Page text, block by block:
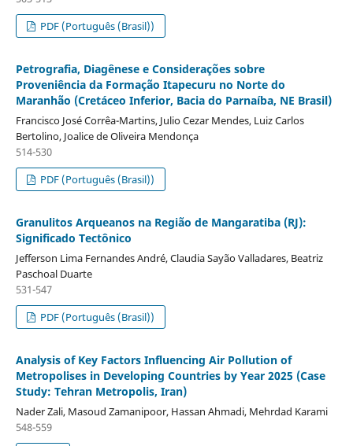
PDF (Português (Brasil))
Petrografia, Diagênese e Considerações sobre
Proveniência da Formação Itapecuru no Norte do
Maranhão (Cretáceo Inferior, Bacia do Parnaíba, NE Brasil)
Francisco José Corrêa-Martins, Julio Cezar Mendes, Luiz Carlos
Bertolino, Joalice de Oliveira Mendonça
514-530
PDF (Português (Brasil))
Granulitos Arqueanos na Região de Mangaratiba (RJ):
Significado Tectônico
Jefferson Lima Fernandes André, Claudia Sayão Valladares, Beatriz
Paschoal Duarte
531-547
PDF (Português (Brasil))
Analysis of Key Factors Influencing Air Pollution of
Metropolises in Developing Countries by Year 2025 (Case
Study: Tehran Metropolis, Iran)
Nader Zali, Masoud Zamanipoor, Hassan Ahmadi, Mehrdad Karami
548-559